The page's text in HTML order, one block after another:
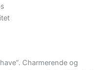
Charmerende og